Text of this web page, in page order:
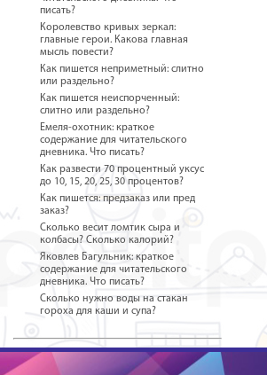
писать?
Королевство кривых зеркал:
главные герои. Какова главная
мысль повести?
Как пишется неприметный: слитно
или раздельно?
Как пишется неиспорченный:
слитно или раздельно?
Емеля-охотник: краткое
содержание для читательского
дневника. Что писать?
Как развести 70 процентный уксус
до 10, 15, 20, 25, 30 процентов?
Как пишется: предзаказ или пред
заказ?
Сколько весит ломтик сыра и
колбасы? Сколько калорий?
Яковлев Багульник: краткое
содержание для читательского
дневника. Что писать?
Сколько нужно воды на стакан
гороха для каши и супа?